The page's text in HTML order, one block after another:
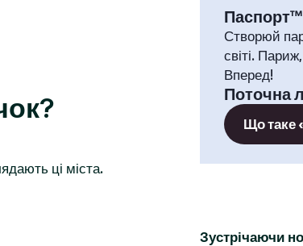
ці міста.
Паспорт™
Створюй
світі.
Вперед!
Поточна
Що таке
Зустрічаючи